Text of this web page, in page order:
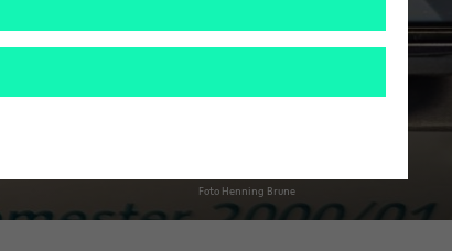
Foto Hen­ning Brune